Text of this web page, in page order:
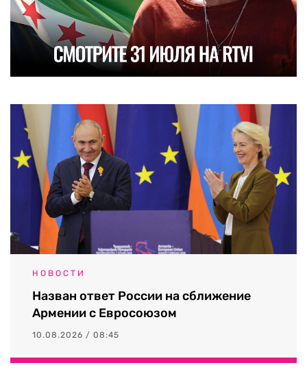
НОВОСТИ
Назван ответ России на сближение
Армении с Евросоюзом
10.08.2026 / 08:45